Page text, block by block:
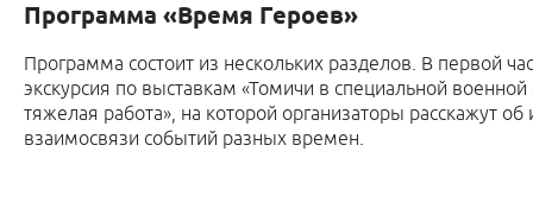
Программа «Время Героев»
Программа состоит из нескольких разделов. В первой
экскурсия по выставкам «Томичи в специальной
тяжелая работа», на которой организаторы расскажут об
взаимосвязи событий разных времен.